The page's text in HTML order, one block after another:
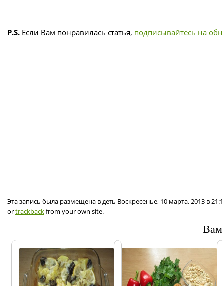
P.S. Если Вам понравилась статья, подписывайтесь на
Эта запись была размещена в деть Воскресенье, 10 марта, 2013 в
ortrackbackfrom your own site.
Вам